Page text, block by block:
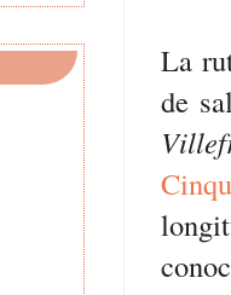
La
de